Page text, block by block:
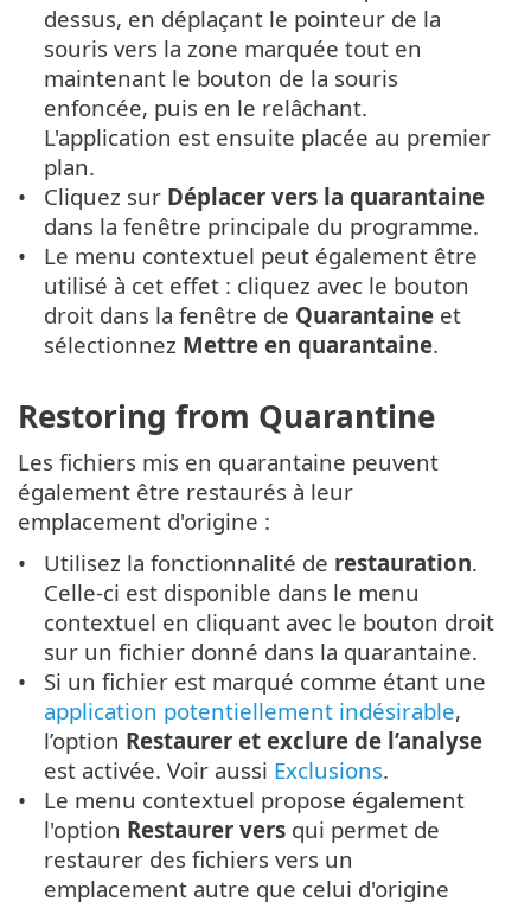
dessus, en déplaçant le pointeur de la
souris vers la zone marquée tout en
maintenant le bouton de la souris
enfoncée, puis en le relâchant.
L'application est ensuite placée au premier
plan.
Cliquez sur Déplacer vers la quarantaine
dans la fenêtre principale du programme.
Le menu contextuel peut également être
utilisé à cet effet : cliquez avec le bouton
droit dans la fenêtre de Quarantaine et
sélectionnez Mettre en quarantaine.
Restoring from Quarantine
Les fichiers mis en quarantaine peuvent
également être restaurés à leur
emplacement d'origine :
Utilisez la fonctionnalité de restauration.
Celle-ci est disponible dans le menu
contextuel en cliquant avec le bouton droit
sur un fichier donné dans la quarantaine.
Si un fichier est marqué comme étant une
application potentiellement indésirable,
l’option Restaurer et exclure de l’analyse
est activée. Voir aussi Exclusions.
Le menu contextuel propose également
l'option Restaurer vers qui permet de
restaurer des fichiers vers un
emplacement autre que celui d'origine